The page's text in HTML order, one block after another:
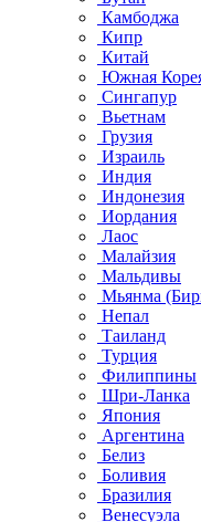
Камбоджа
Кипр
Китай
Южная
Сингапур
Вьетнам
Грузия
Израиль
Индия
Индонезия
Иордания
Лаос
Малайзия
Мальдивы
Мьянма
Непал
Таиланд
Турция
Филиппины
Шри-Ланка
Япония
Аргентина
Белиз
Боливия
Бразилия
Венесуэла